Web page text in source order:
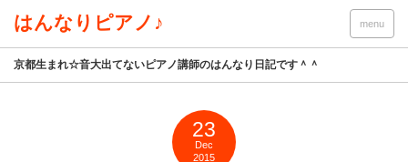
はんなりピアノ♪ menu
京都生まれ☆音大出てないピアノ講師のはんなり日記です＾＾
23
Dec
2015